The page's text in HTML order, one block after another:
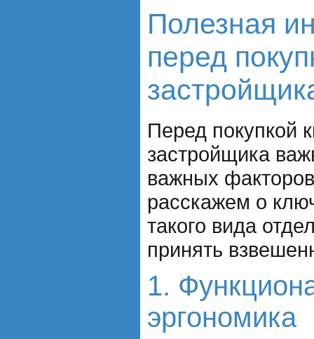
Полезная
перед
Перед покупкой
застройщика
важных
расскажем о
такого вида
принять
1.
эргономика